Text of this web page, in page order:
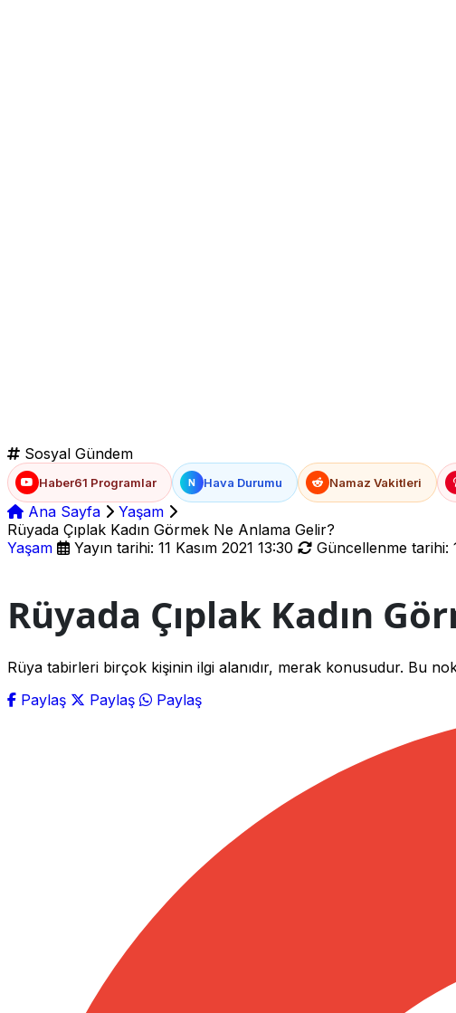
Sosyal Gündem
Haber61 Programlar N Hava Durumu Namaz Vakitleri
Ana Sayfa
Yaşam
Rüyada Çıplak Kadın Görmek Ne Anlama Gelir?
Yaşam
Yayın tarihi: 11 Kasım 2021 13:30 Güncellenme tarihi:
Rüyada Çıplak Kadın
Rüya tabirleri birçok kişinin ilgi alanıdır, merak konusudur. Bu
Paylaş
Paylaş Paylaş